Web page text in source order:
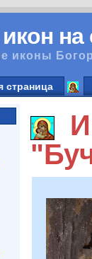
икон
иконы
страница